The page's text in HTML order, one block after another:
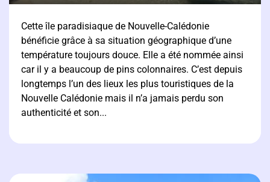
Cette île paradisiaque de Nouvelle-Calédonie
bénéficie grâce à sa situation géographique d’une
température toujours douce. Elle a été nommée ainsi
car il y a beaucoup de pins colonnaires. C’est depuis
longtemps l’un des lieux les plus touristiques de la
Nouvelle Calédonie mais il n’a jamais perdu son
authenticité et son...